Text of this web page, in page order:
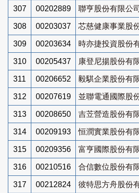
307 00202889 聯亨股份有限公司
308 00203037 芯慈健康事業股
309 00203634 時亦捷投資股份
310 00205437 康登尼揚股份有
311 00206652 毅騏企業股份有
312 00207619 並聯電通國際股
313 00208650 吉苙營造股份有
314 00209193 恒潤實業股份有
315 00209356 富亨國際股份有
316 00210516 合信數位股份有
317 00212824 彼特思方舟股份